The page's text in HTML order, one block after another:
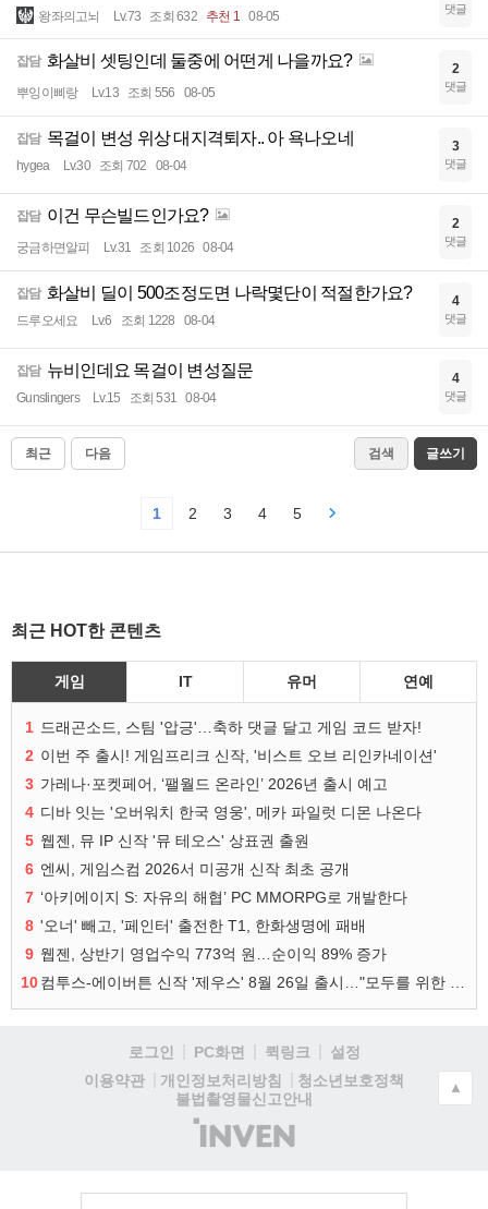
왕좌의고뇌 Lv.73 조회 632 추천 1 08-05 댓글
잡담 화살비 셋팅인데 둘중에 어떤게 나을까요?
뿌잉이삐랑 Lv.13 조회 556 08-05
2
댓글
잡담 목걸이 변성 위상 대지격퇴자.. 아 욕나오네
hygea Lv.30 조회 702 08-04
3
댓글
잡담 이건 무슨빌드인가요?
궁금하면알피 Lv.31 조회 1026 08-04
2
댓글
잡담 화살비 딜이 500조정도면 나락몇단이 적절한가요?
드루오세요 Lv.6 조회 1228 08-04
4
댓글
잡담 뉴비인데요 목걸이 변성질문
Gunslingers Lv.15 조회 531 08-04
4
댓글
최근 다음 검색 글쓰기
1 2 3 4 5
최근 HOT한 콘텐츠
게임 IT 유머 연예
1 드래곤소드, 스팀 '압긍'…축하 댓글 달고 게임 코드 받자!
2 이번 주 출시! 게임프리크 신작, '비스트 오브 리인카네이션'
3 가레나·포켓페어, ‘팰월드 온라인’ 2026년 출시 예고
4 디바 잇는 '오버워치 한국 영웅', 메카 파일럿 디몬 나온다
5 웹젠, 뮤 IP 신작 '뮤 테오스' 상표권 출원
6 엔씨, 게임스컴 2026서 미공개 신작 최초 공개
7 ‘아키에이지 S: 자유의 해협’ PC MMORPG로 개발한다
8 '오너' 빼고, '페인터' 출전한 T1, 한화생명에 패배
9 웹젠, 상반기 영업수익 773억 원…순이익 89% 증가
10
로그인 PC화면 퀵링크
설정
이용약관
개인정보처리방침
청소년보호정책
불법촬영물신고안내
(주)
인
▲